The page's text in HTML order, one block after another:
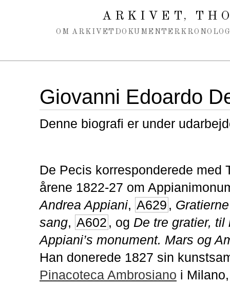
ARKIVET,
OM ARKIVET DOKUMENTER
Giovanni Edoardo
Denne biografi er under
De Pecis korresponderede med
årene 1822-27 om
Andrea Appiani, A629 ,
sang, A602 , og De tre gratier, til
Appiani’s monument. Mars og
Han donerede 1827 sin
Pinacoteca Ambrosiano i